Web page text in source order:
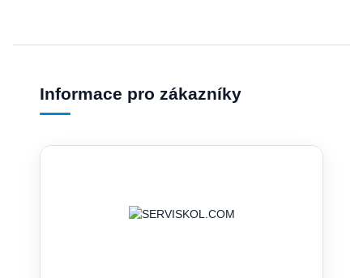
Informace pro zákazníky